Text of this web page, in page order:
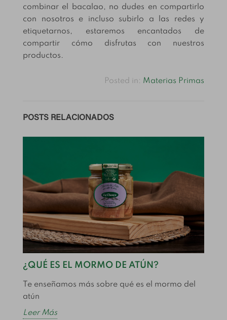
combinar el bacalao, no dudes en compartirlo
con nosotros e incluso subirlo a las redes y
etiquetarnos, estaremos encantados de
compartir cómo disfrutas con nuestros
productos.
Posted in: Materias Primas
POSTS RELACIONADOS
¿QUÉ ES EL MORMO DE ATÚN?
Te enseñamos más sobre qué es el mormo del
atún
Leer Más